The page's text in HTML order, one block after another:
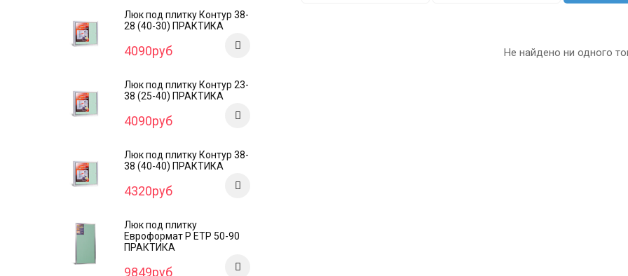
Не найдено ни одного
Люк под плитку Контур 38-
28 (40-30) ПРАКТИКА
4090руб
Люк под плитку Контур 23-
38 (25-40) ПРАКТИКА
4090руб
Люк под плитку Контур 38-
38 (40-40) ПРАКТИКА
4320руб
Люк под плитку
Евроформат Р ЕТР 50-90
ПРАКТИКА
9849руб